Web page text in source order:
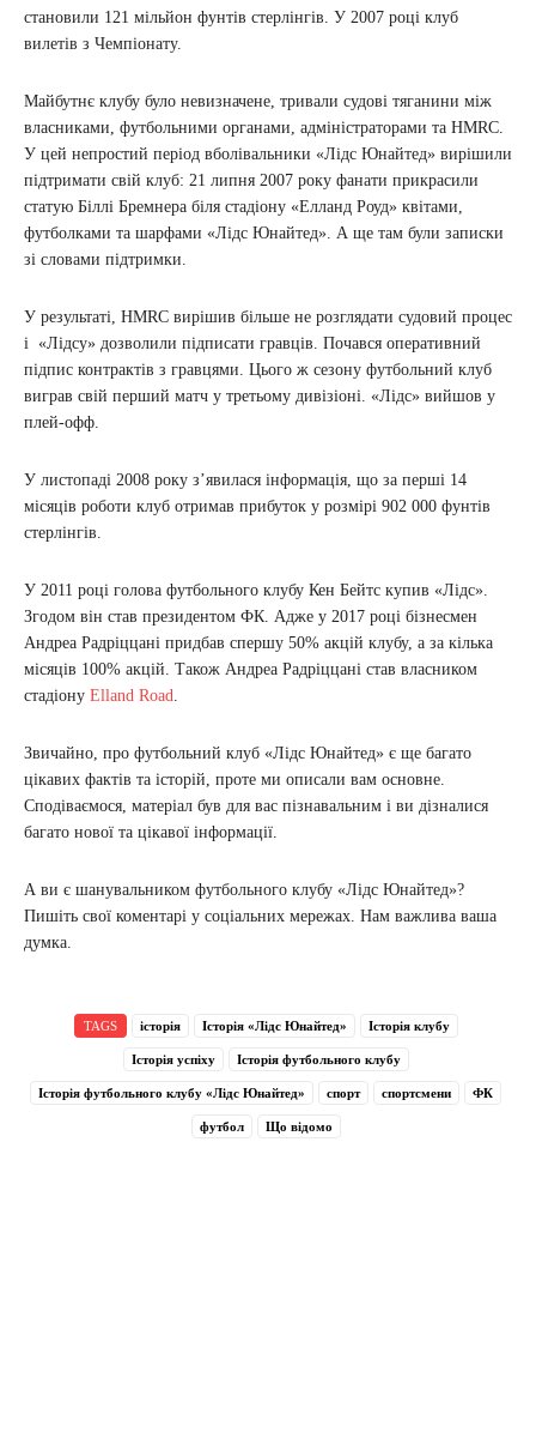
становили 121 мільйон фунтів стерлінгів. У 2007 році клуб
вилетів з Чемпіонату.
Майбутнє клубу було невизначене, тривали судові тяганини між
власниками, футбольними органами, адміністраторами та HMRC.
У цей непростий період вболівальники «Лідс Юнайтед» вирішили
підтримати свій клуб: 21 липня 2007 року фанати прикрасили
статую Біллі Бремнера біля стадіону «Елланд Роуд» квітами,
футболками та шарфами «Лідс Юнайтед». А ще там були записки
зі словами підтримки.
У результаті, HMRC вирішив більше не розглядати судовий процес
і «Лідсу» дозволили підписати гравців. Почався оперативний
підпис контрактів з гравцями. Цього ж сезону футбольний клуб
виграв свій перший матч у третьому дивізіоні. «Лідс» вийшов у
плей-офф.
У листопаді 2008 року з’явилася інформація, що за перші 14
місяців роботи клуб отримав прибуток у розмірі 902 000 фунтів
стерлінгів.
У 2011 році голова футбольного клубу Кен Бейтс купив «Лідс».
Згодом він став президентом ФК. Адже у 2017 році бізнесмен
Андреа Радріццані придбав спершу 50% акцій клубу, а за кілька
місяців 100% акцій. Також Андреа Радріццані став власником
стадіону Elland Road
Звичайно, про футбольний клуб «Лідс Юнайтед» є ще багато
цікавих фактів та історій, проте ми описали вам основне.
Сподіваємося, матеріал був для вас пізнавальним і ви дізналися
багато нової та цікавої інформації.
А ви є шанувальником футбольного клубу «Лідс Юнайтед»?
Пишіть свої коментарі у соціальних мережах. Нам важлива ваша
думка.
TAGS історія Історія «Лідс Юнайтед» Історія клубу
Історія успіху Історія футбольного клубу
Історія футбольного клубу «Лідс Юнайтед» спорт спортсмени ФК
футбол Що відомо